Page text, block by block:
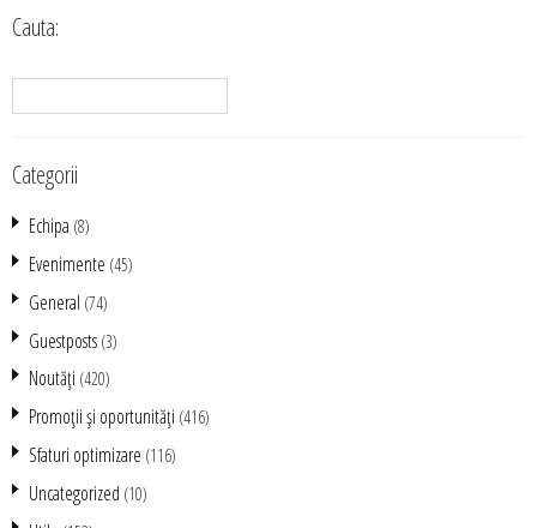
Cauta:
Categorii
Echipa (8)
Evenimente (45)
General (74)
Guestposts (3)
Noutăţi (420)
Promoţii şi oportunităţi (416)
Sfaturi optimizare (116)
Uncategorized (10)